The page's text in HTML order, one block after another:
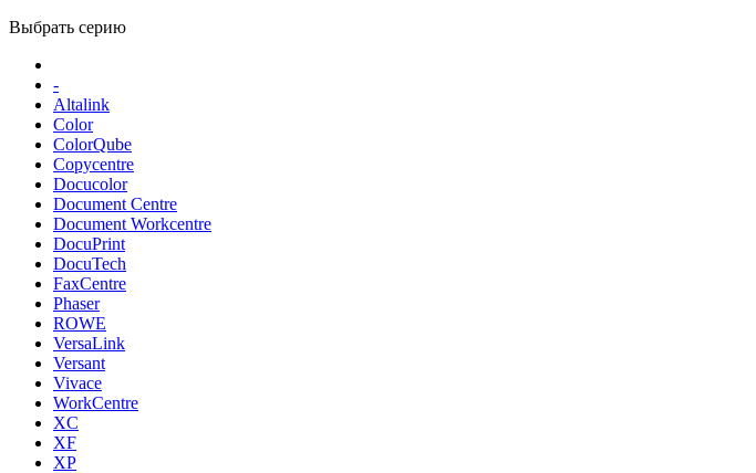
Выбрать серию
-
Altalink
Color
ColorQube
Copycentre
Docucolor
Document Centre
Document Workcentre
DocuPrint
DocuTech
FaxCentre
Phaser
ROWE
VersaLink
Versant
Vivace
WorkCentre
XC
XF
XP